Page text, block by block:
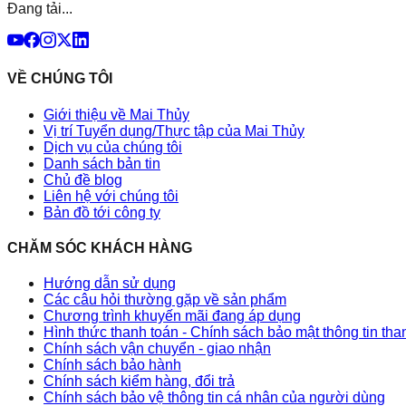
Đang tải...
VỀ CHÚNG TÔI
Giới thiệu về Mai Thủy
Vị trí Tuyển dụng/Thực tập của Mai Thủy
Dịch vụ của chúng tôi
Danh sách bản tin
Chủ đề blog
Liên hệ với chúng tôi
Bản đồ tới công ty
CHĂM SÓC KHÁCH HÀNG
Hướng dẫn sử dụng
Các câu hỏi thường gặp về sản phẩm
Chương trình khuyến mãi đang áp dụng
Hình thức thanh toán - Chính sách bảo mật thông tin
Chính sách vận chuyển - giao nhận
Chính sách bảo hành
Chính sách kiểm hàng, đổi trả
Chính sách bảo vệ thông tin cá nhân của người dùng